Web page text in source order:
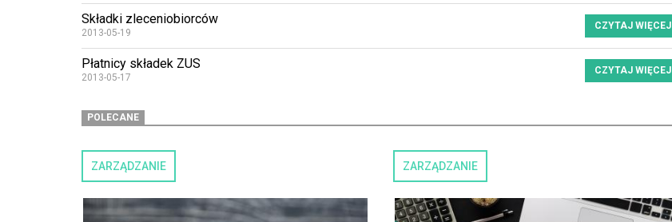
Składki zleceniobiorców
2013-05-19
CZYTAJ WIĘCEJ
Płatnicy składek ZUS
2013-05-17
CZYTAJ WIĘCEJ
POLECANE
ZARZĄDZANIE ZARZĄDZANIE